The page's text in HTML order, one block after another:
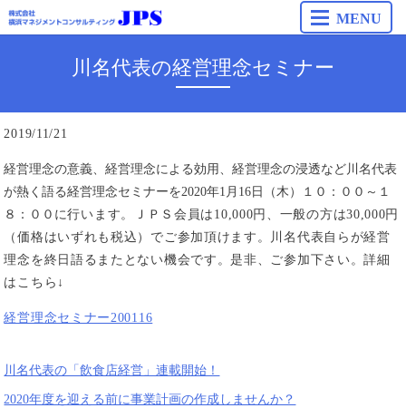
MENU
川名代表の経営理念セミナー
2019/11/21
経営理念の意義、経営理念による効用、経営理念の浸透など川名代表
が熱く語る経営理念セミナーを2020年1月16日（木）１０：００～１
８：００に行います。ＪＰＳ会員は10,000円、一般の方は30,000円
（価格はいずれも税込）でご参加頂けます。川名代表自らが経営
理念を終日語るまたとない機会です。是非、ご参加下さい。詳細
はこちら↓
経営理念セミナー200116
川名代表の「飲食店経営」連載開始！
2020年度を迎える前に事業計画の作成しませんか？